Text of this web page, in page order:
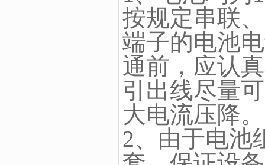
按规定串联
端子的电池
通前，应认
引出线尽量
大电流压降。
2、由于电池